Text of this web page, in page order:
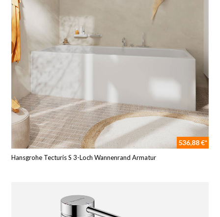
536,88 €*
Hansgrohe Tecturis S 3-Loch Wannenrand Armatur